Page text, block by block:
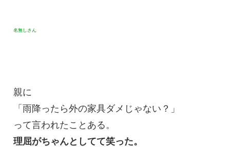
名無しさん
親に
「雨降ったら外の家具ダメじゃない？」
って言われたことある。
理屈がちゃんとしてて笑った。